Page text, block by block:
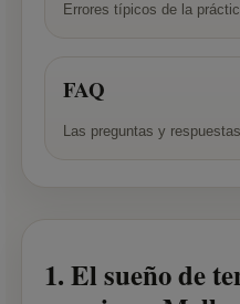
Errores típicos de la
FAQ
Las preguntas y
1. El sueño de